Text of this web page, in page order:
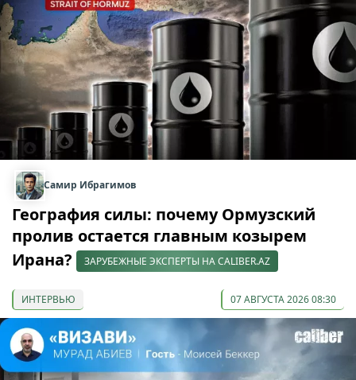
Самир Ибрагимов
География силы: почему Ормузский
пролив остается главным козырем
Ирана?
ЗАРУБЕЖНЫЕ ЭКСПЕРТЫ НА CALIBER.AZ
ИНТЕРВЬЮ 07 АВГУСТА 2026 08:30